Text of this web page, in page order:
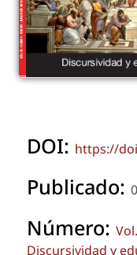
DOI: https://
Publicado:
Número:
Discursividad y